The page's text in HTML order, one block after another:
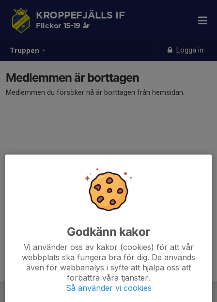
Truppen Logga in
KROPPEFJÄLLS IF
Flickor 15-19 år
Medlemmen är borttagen
Medlemmen du försöker nå är borttagen från hemsidan.
Godkänn kakor
Vi använder oss av kakor (cookies) för att vår
webbplats ska fungera bra för dig. De används
även för webbanalys i syfte att hjälpa oss att
förbättra våra tjänster.
Så använder vi cookies